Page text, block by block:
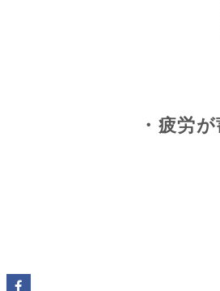
・疲労